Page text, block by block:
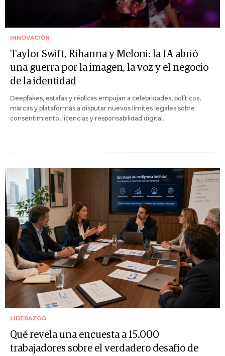
INNOVACIÓN
Taylor Swift, Rihanna y Meloni: la IA abrió
una guerra por la imagen, la voz y el negocio
de la identidad
Deepfakes, estafas y réplicas empujan a celebridades, políticos,
marcas y plataformas a disputar nuevos límites legales sobre
consentimiento, licencias y responsabilidad digital.
LIDERAZGO
Qué revela una encuesta a 15.000
trabajadores sobre el verdadero desafío de